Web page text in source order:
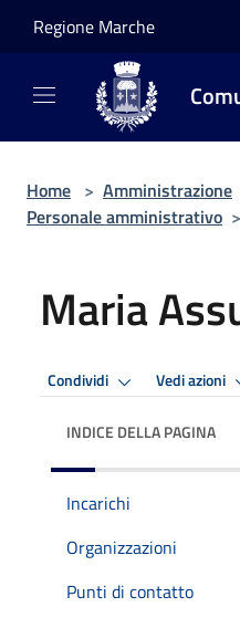
Regione Marche
Home > Amministrazione
Personale amministrativo >
Maria
Condividi Vedi azioni
INDICE DELLA PAGINA
Incarichi
Organizzazioni
Punti di contatto